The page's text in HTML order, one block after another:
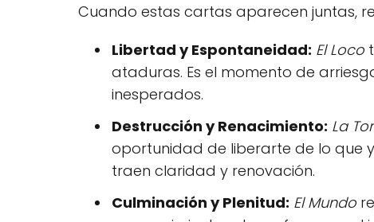
Cuando estas cartas aparecen juntas,
Libertad y Espontaneidad: El Loco
ataduras. Es el momento de
inesperados.
Destrucción y Renacimiento: La
oportunidad de liberarte de lo que
traen claridad y renovación.
Culminación y Plenitud: El Mundo